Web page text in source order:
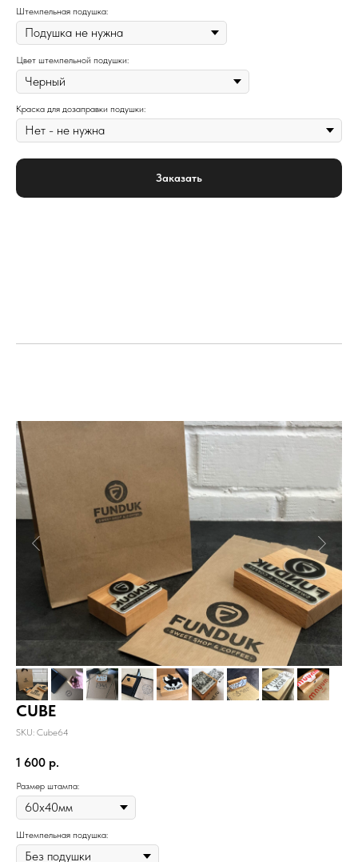
Штемпельная подушка:
Цвет штемпельной подушки:
Краска для дозаправки подушки:
Заказать
CUBE
SKU: Cube64
1 600 р.
Размер штампа:
Штемпельная подушка: